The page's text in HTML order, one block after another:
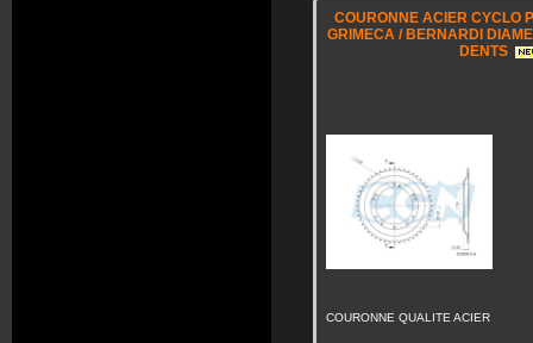
COURONNE ACIER CYCLO
GRIMECA / BERNARDI
DENTS
COURONNE QUALITE ACIER